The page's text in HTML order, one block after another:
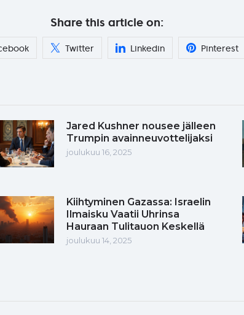
Share this article on:
Twitter Linkedin Pinterest
Jared Kushner nousee jälleen
Trumpin avainneuvottelijaksi
joulukuu 16, 2025
Kiihtyminen Gazassa: Israelin
Ilmaisku Vaatii Uhrinsa
Hauraan Tulitauon Keskellä
joulukuu 14, 2025